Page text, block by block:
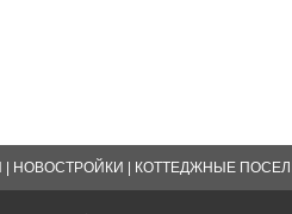
НОВОСТРОЙКИ КОТТЕДЖНЫЕ